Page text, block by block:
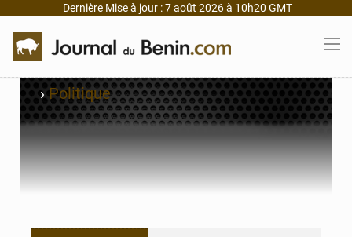
Dernière Mise à jour : 7 août 2026 à 10h20 GMT
›Politique